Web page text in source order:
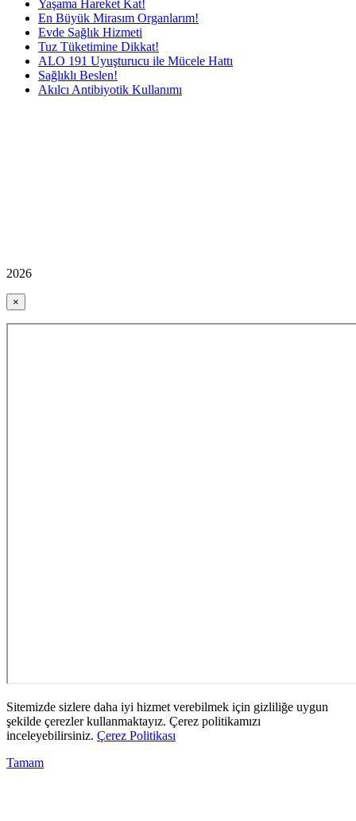
Yaşama Hareket Kat!
En Büyük Mirasım Organlarım!
Evde Sağlık Hizmeti
Tuz Tüketimine Dikkat!
ALO 191 Uyuşturucu ile Mücele Hattı
Sağlıklı Beslen!
Akılcı Antibiyotik Kullanımı
2026
×
Sitemizde sizlere daha iyi hizmet verebilmek için gizliliğe uygun
şekilde çerezler kullanmaktayız. Çerez politikamızı
inceleyebilirsiniz. Çerez Politikası
Tamam